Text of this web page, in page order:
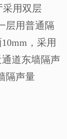
采用双层
层用普通隔
10mm ，采用
道东墙隔声
隔声量